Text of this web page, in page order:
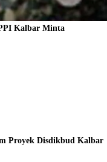
Kalbar Minta
Proyek Disdikbud Kalbar